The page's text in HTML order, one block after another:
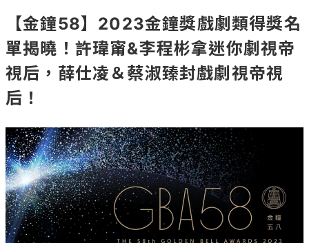
【金鐘58】2023金鐘獎戲劇類得獎名
單揭曉！許瑋甯&李程彬拿迷你劇視帝
視后，薛仕凌＆蔡淑臻封戲劇視帝視
后！